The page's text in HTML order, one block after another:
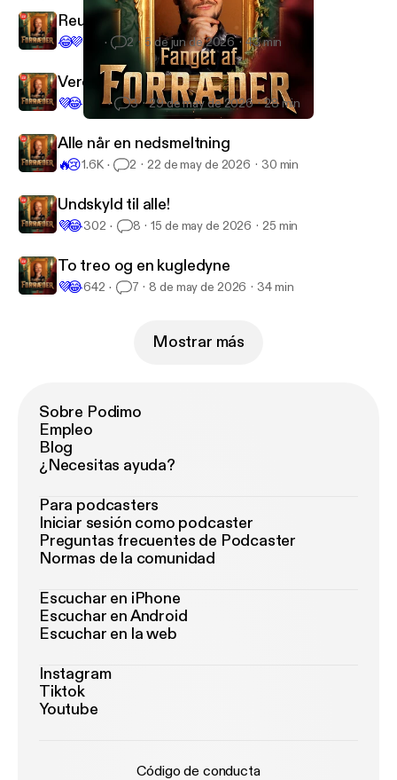
Fanget af Forræder
Reunion med spicy spørgsmål
😂💜 2 5 de jun de 2026 43 min
Verdens dårligste menneske
💜😂 1.5K 3 29 de may de 2026 28 min
Alle når en nedsmeltning
🔥😢1.6K 2 22 de may de 2026 30 min
Undskyld til alle!
💜😂302 8 15 de may de 2026 25 min
To treo og en kugledyne
💜😂642 7 8 de may de 2026 34 min
Mostrar más
Sobre Podimo
Empleo
Blog
¿Necesitas ayuda?
Para podcasters
Iniciar sesión como podcaster
Preguntas frecuentes de Podcaster
Normas de la comunidad
Escuchar en iPhone
Escuchar en Android
Escuchar en la web
Instagram
Tiktok
Youtube
Código de conducta